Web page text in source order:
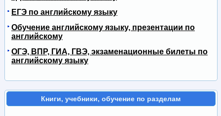
ЕГЭ по английскому языку
Обучение английскому языку, презентации по
английскому
ОГЭ, ВПР, ГИА, ГВЭ, экзаменационные билеты по
английскому языку
Книги, учебники, обучение по разделам